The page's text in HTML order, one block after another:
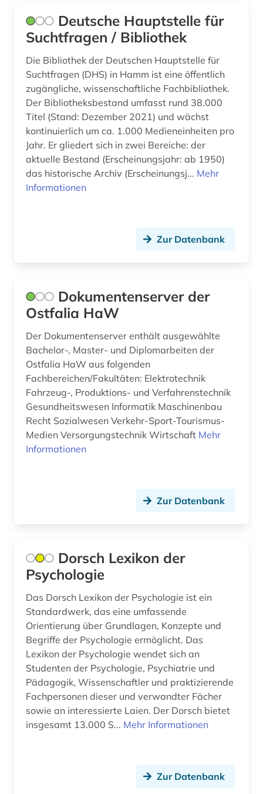
Deutsche Hauptstelle für
Suchtfragen / Bibliothek
Die Bibliothek der Deutschen Hauptstelle für
Suchtfragen (DHS) in Hamm ist eine öffentlich
zugängliche, wissenschaftliche Fachbibliothek.
Der Bibliotheksbestand umfasst rund 38.000
Titel (Stand: Dezember 2021) und wächst
kontinuierlich um ca. 1.000 Medieneinheiten pro
Jahr. Er gliedert sich in zwei Bereiche: der
aktuelle Bestand (Erscheinungsjahr: ab 1950)
das historische Archiv (Erscheinungsj... Mehr
Informationen
Zur Datenbank
Dokumentenserver der
Ostfalia HaW
Der Dokumentenserver enthält ausgewählte
Bachelor-, Master- und Diplomarbeiten der
Ostfalia HaW aus folgenden
Fachbereichen/Fakultäten: Elektrotechnik
Fahrzeug-, Produktions- und Verfahrenstechnik
Gesundheitswesen Informatik Maschinenbau
Recht Sozialwesen Verkehr-Sport-Tourismus-
Medien Versorgungstechnik Wirtschaft Mehr
Informationen
Zur Datenbank
Dorsch Lexikon der
Psychologie
Das Dorsch Lexikon der Psychologie ist ein
Standardwerk, das eine umfassende
Orientierung über Grundlagen, Konzepte und
Begriffe der Psychologie ermöglicht. Das
Lexikon der Psychologie wendet sich an
Studenten der Psychologie, Psychiatrie und
Pädagogik, Wissenschaftler und praktizierende
Fachpersonen dieser und verwandter Fächer
sowie an interessierte Laien. Der Dorsch bietet
insgesamt 13.000 S... Mehr Informationen
Zur Datenbank